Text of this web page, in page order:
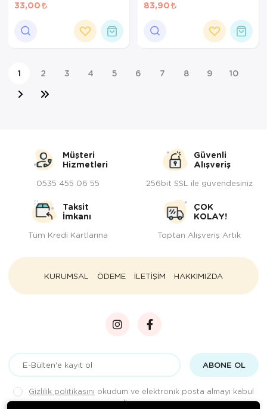
33,00 83,90
1 2 3 4 5 6 7 8 9 10
Müşteri
Hizmetleri
0535 455 06 55
Güvenli
Alışveriş
256bit SSL ile güvendesiniz
Taksit
İmkanı
Tüm Kredi Kartlarına
ÇOK
KOLAY!
Toptan Alışveriş Artık
KURUMSAL ÖDEME İLETİŞİM HAKKIMIZDA
ABONE OL
Gizlilik politikasını okudum ve elektronik posta almayı kabul
ediyorum.